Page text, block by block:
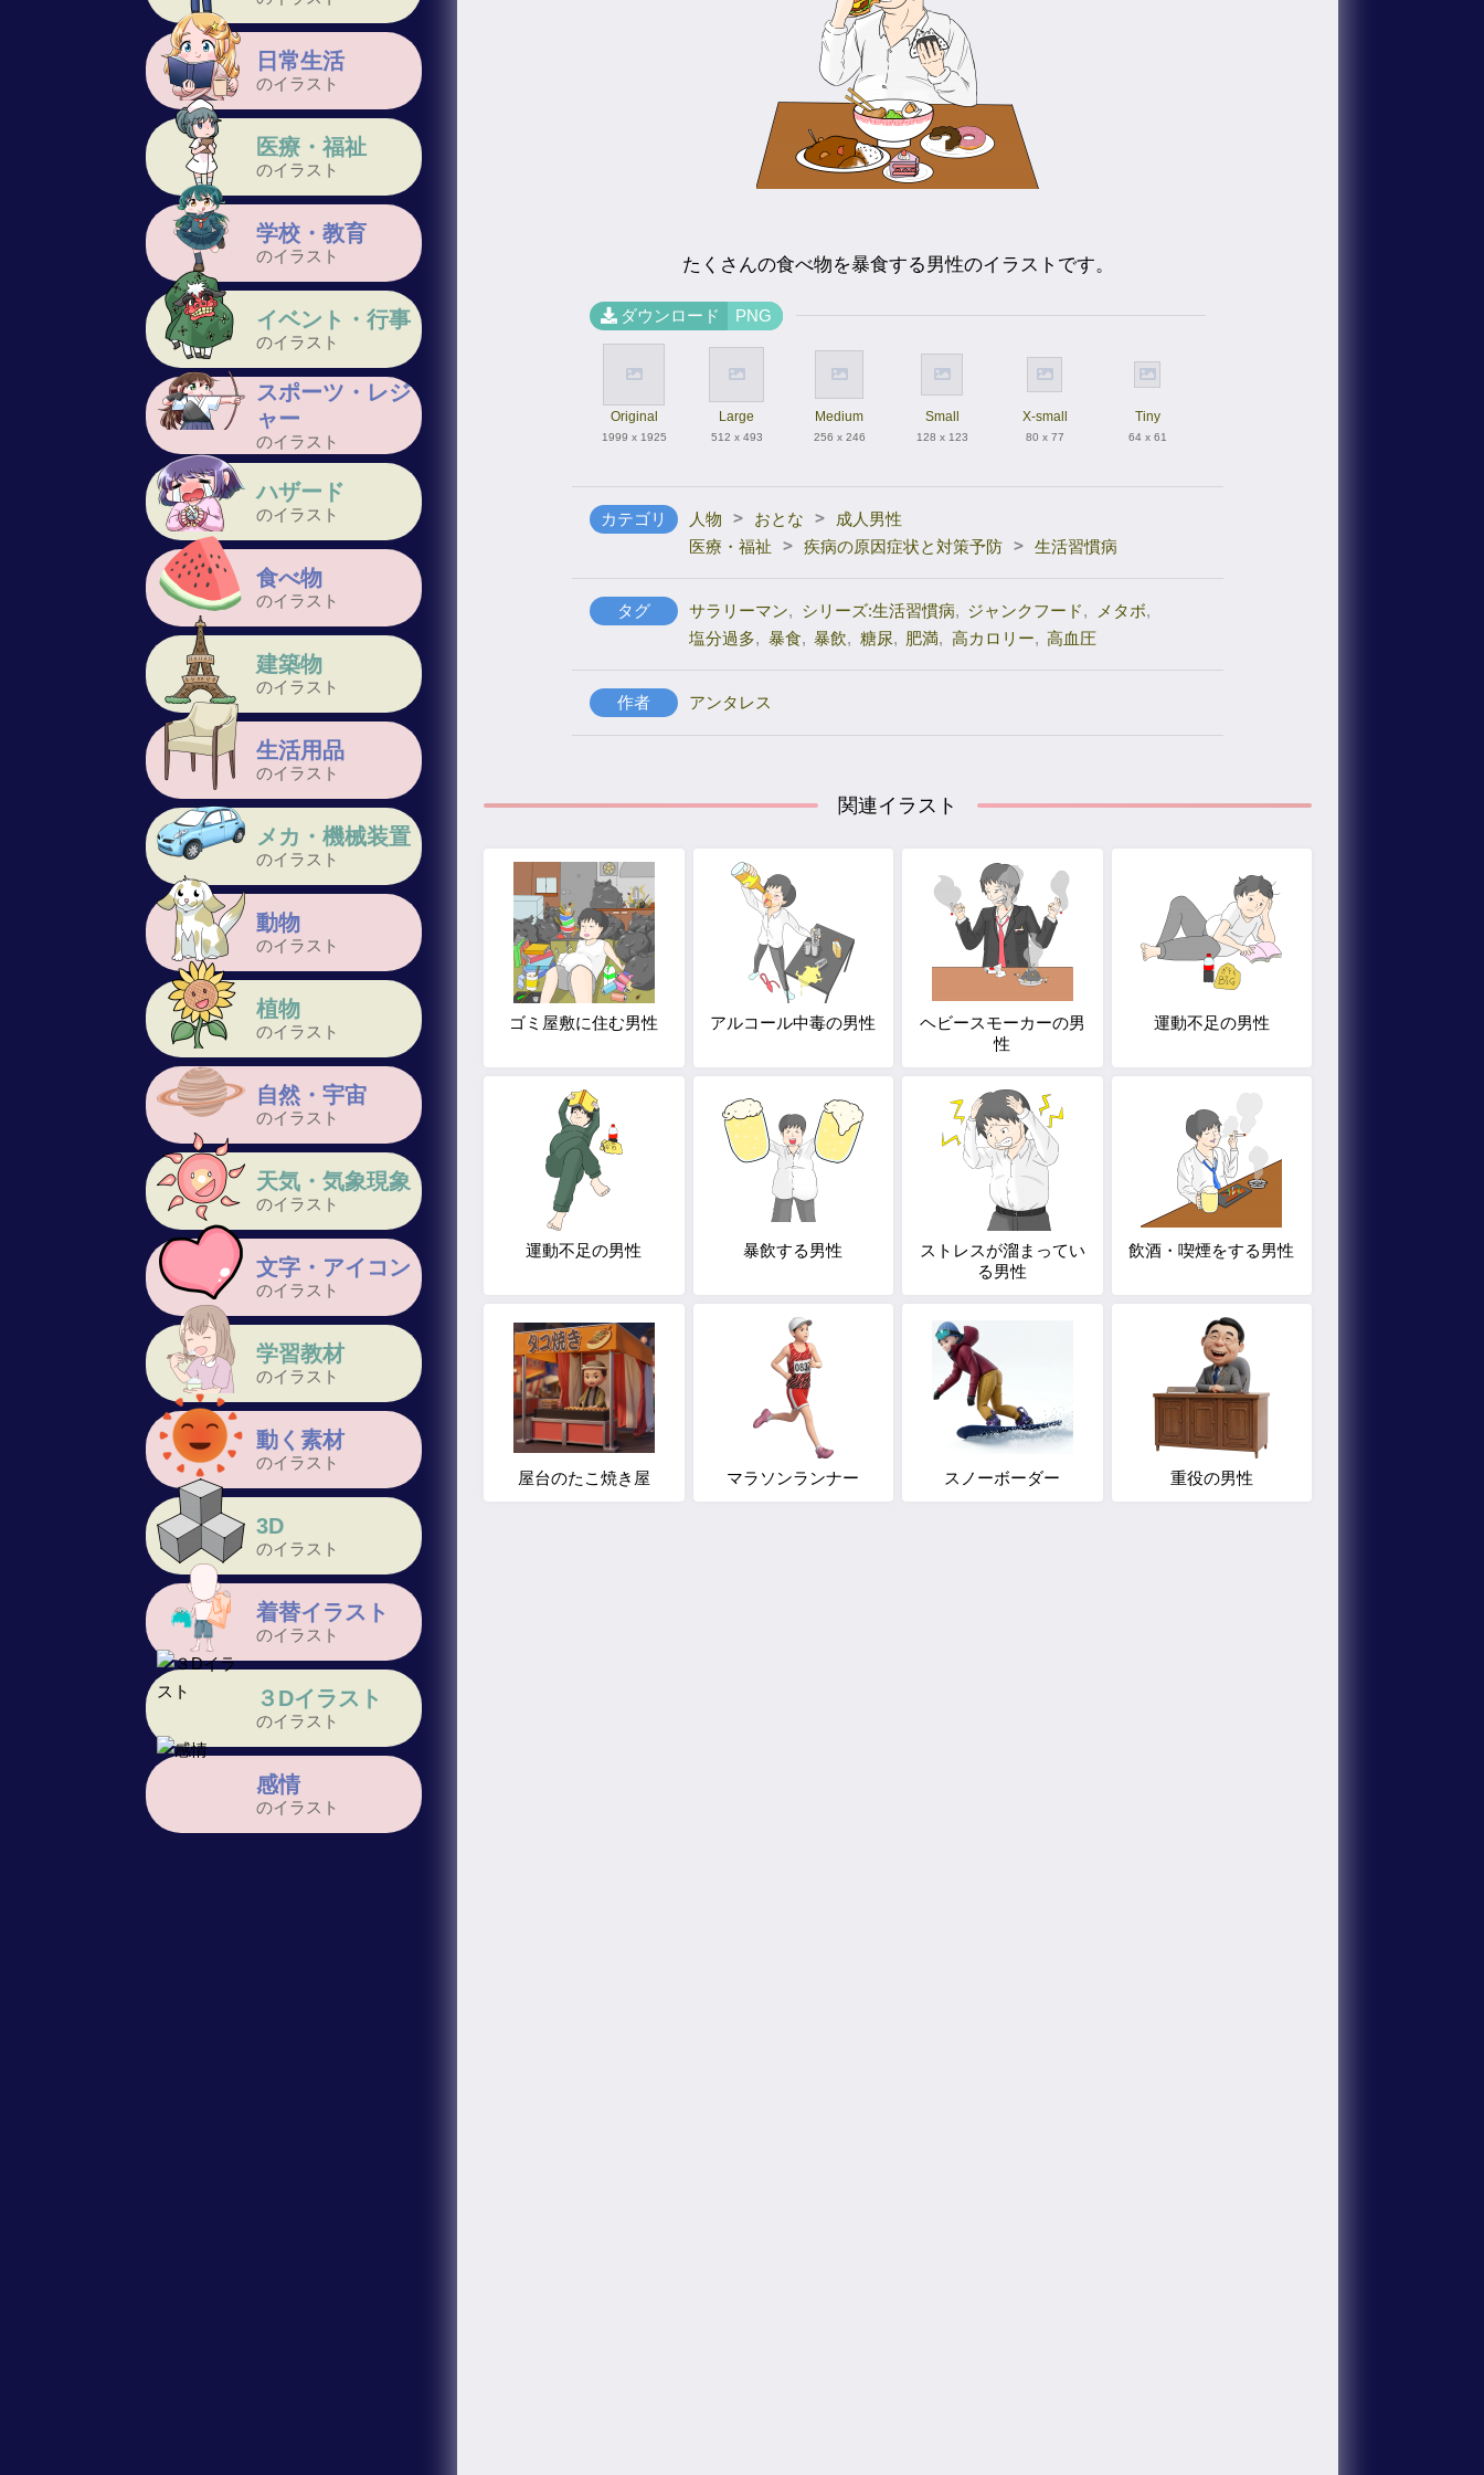
日常生活
のイラスト
医療・福祉
のイラスト
学校・教育
のイラスト
イベント・行事
のイラスト
スポーツ・レジ
ャー
のイラスト
ハザード
のイラスト
食べ物
のイラスト
建築物
のイラスト
生活用品
のイラスト
メカ・機械装置
のイラスト
動物
のイラスト
植物
のイラスト
自然・宇宙
のイラスト
天気・気象現象
のイラスト
文字・アイコン
のイラスト
学習教材
のイラスト
動く素材
のイラスト
3D
のイラスト
着替イラスト
のイラスト
３Dイラスト
のイラスト
感情
のイラスト
たくさんの食べ物を暴食する男性のイラストです。
ダウンロード PNG
Original
1999 x 1925
Large
512 x 493
Medium
256 x 246
Small
128 x 123
X-small
80 x 77
Tiny
64 x 61
カテゴリ 人物 > おとな >
成人男性
医療・福祉
> 疾病の原因症状と対策予防 > 生活習慣病
タグ サラリーマン, シリーズ:生活習慣病, ジャンクフード, メタボ,
塩分過多, 暴食, 暴飲, 糖尿, 肥満, 高カロリー, 高血圧
作者 アンタレス
関連イラスト
ゴミ屋敷に住む男性 アルコール中毒の男性
ヘビースモーカーの男
性
運動不足の男性
運動不足の男性 暴飲する男性
ストレスが溜まってい
る男性
飲酒・喫煙をする男性
屋台のたこ焼き屋 マラソンランナー スノーボーダー 重役の男性